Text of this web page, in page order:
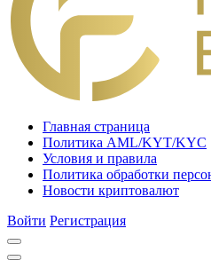
Главная страница
Политика AML/KYT/KYC
Условия и правила
Политика обработки
Новости криптовалют
Войти Регистрация